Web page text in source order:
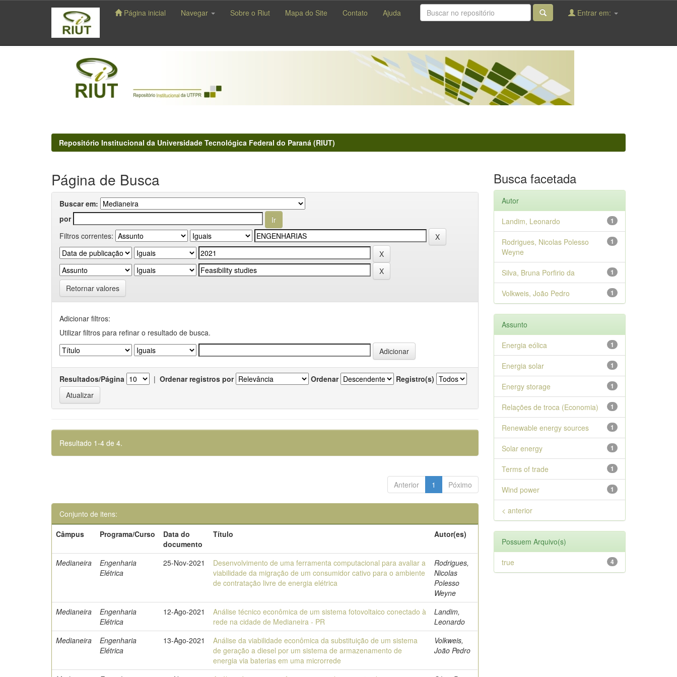
navigation
Página inicial Navegar Sobre o Riut Mapa do Site Contato Ajuda Entrar em:
Repositório Institucional da Universidade Tecnológica Federal do Paraná (RIUT)
Página de Busca
Buscar em:
por
Filtros correntes:
Retornar valores
Adicionar filtros:
Utilizar filtros para refinar o resultado de busca.
Resultados/Página | Ordenar registros por Ordenar Registro(s)
Resultado 1-4 de 4.
Anterior 1 Póximo
Conjunto de itens:
Câmpus
Programa/Curso
Data do
documento
Título Autor(es)
Medianeira
Engenharia
Elétrica
25-Nov-2021
Desenvolvimento de uma ferramenta computacional para avaliar a
viabilidade da migração de um consumidor cativo para o ambiente
de contratação livre de energia elétrica
Rodrigues,
Nicolas
Polesso
Weyne
Medianeira
Engenharia
Elétrica
12-Ago-2021
Análise técnico econômica de um sistema fotovoltaico conectado à
rede na cidade de Medianeira - PR
Landim,
Leonardo
Medianeira
Engenharia
Elétrica
13-Ago-2021
Análise da viabilidade econômica da substituição de um sistema
de geração a diesel por um sistema de armazenamento de
energia via baterias em uma microrrede
Volkweis,
João Pedro
Busca facetada
Autor
1
Landim, Leonardo
1
Rodrigues, Nicolas Polesso
Weyne
1
Silva, Bruna Porfirio da
1
Volkweis, João Pedro
Assunto
1
Energia eólica
1
Energia solar
1
Energy storage
1
Relações de troca (Economia)
1
Renewable energy sources
1
Solar energy
1
Terms of trade
1
Wind power
< anterior
Possuem Arquivo(s)
4
true